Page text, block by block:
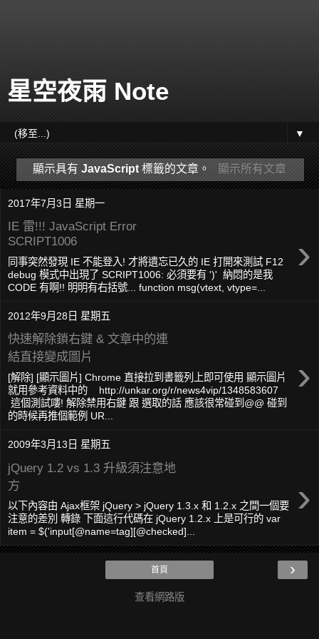
星空夜雨 Note
▼
顯示具有JavaScript標籤的文章。 顯示所有文章
2017年7月3日 星期一
IE 雷!!! JavaScript Error
SCRIPT1006
›
同事突然發現 IE 不能登入! 才將遺忘已久的 IE 打開來測試 F12
debug 模式中出現了 SCRIPT1006: 必須要有 ')' 納悶的是我
CODE 有啊!! 明明有右括號... function msg(vtext, vtype=...
2012年9月28日 星期五
快速解除鎖右鍵 & 文章中的連
結直接變成圖片
›
[解除] [顯示圖片] Chrome 直接拉到書籤列上即可使用 顯示圖片
就用參考資料中的 http://unkar.org/r/news4vip/1348583607
這個測試嘍! 解除禁用右鍵 跟 選取的話 應該很常碰到@@ 碰到
的時候再推個範例 UR...
2009年3月13日 星期五
jQuery 1.2 vs 1.3 升級須注意地
方
›
以下內容由 Ajax框架 jQuery > jQuery 1.3.x 和 1.2.x 之間一個要
注意的差別 轉錄 下面這行代碼在 jQuery 1.2.x 上是可行的 var
item = $('input[@name=tag][@checked]...
›
首頁
查看網路版